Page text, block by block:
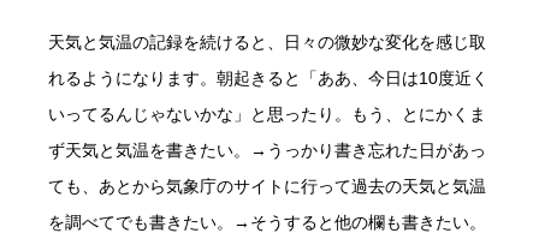
天気と気温の記録を続けると、日々の微妙な変化を感じ取
れるようになります。朝起きると「ああ、今日は10度近く
いってるんじゃないかな」と思ったり。もう、とにかくま
ず天気と気温を書きたい。→うっかり書き忘れた日があっ
ても、あとから気象庁のサイトに行って過去の天気と気温
を調べてでも書きたい。→そうすると他の欄も書きたい。